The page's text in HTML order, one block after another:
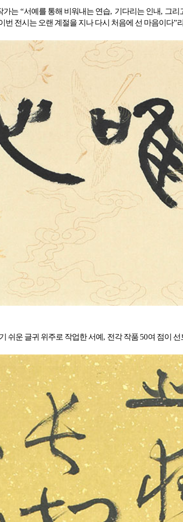
가는 “서예를 통해 비워내는 연습, 기다리는 인내, 그리
번 전시는 오랜 계절을 지나 다시 처음에 선 마음이다”
쉬운 글귀 위주로 작업한 서예 , 전각 작품 50여 점이 선